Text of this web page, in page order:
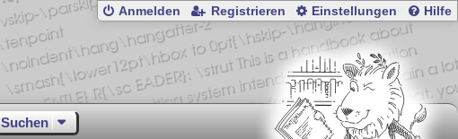
Anmelden Registrieren Einstellungen Hilfe
Suchen